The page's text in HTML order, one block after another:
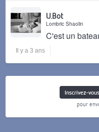
U.Bot
Lombric Shaolin
C'est un
Il y a 3 ans
Inscrivez-vous
pour